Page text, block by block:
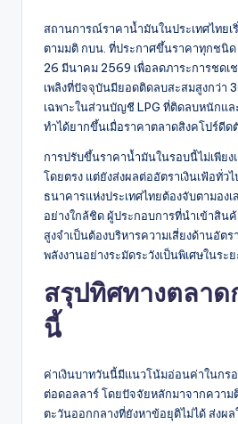
สถานการณ์ราคาน้ำมันในประเทศไทย
ตามมติ กบน. ที่ประกาศขึ้นราคาทุกชนิ
26 มีนาคม 2569 เพื่อลดภาระการชดเ
เพลิงที่ปัจจุบันมียอดติดลบสะสมสูงกว่า
เฉพาะในส่วนบัญชี LPG ที่ติดลบหนักแ
ทำได้ยากขึ้นเมื่อราคาตลาดสิงคโปร์ดีด
การปรับขึ้นราคาน้ำมันในรอบนี้ไม่เพีย
โดยตรง แต่ยังส่งผลต่ออัตราเงินเฟ้อทั่ว
ธนาคารแห่งประเทศไทยต้องจับตามองเ
อย่างใกล้ชิด ผู้ประกอบการที่นำเข้าสิ
สูงจำเป็นต้องบริหารความเสี่ยงด้านอัต
พลังงานอย่างระมัดระวังเป็นพิเศษในระ
สรุปทิศทางตลาด
นี้
ค่าเงินบาทวันนี้มีแนวโน้มอ่อนค่าในก
ต่อดอลลาร์ โดยปัจจัยหลักมาจากความ
ตะวันออกกลางที่ยังหาข้อยุติไม่ได้ ส่งผ